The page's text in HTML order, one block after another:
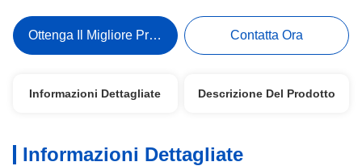
Ottenga Il Migliore Prezzo Contatta Ora
Informazioni Dettagliate Descrizione Del Prodotto
Informazioni Dettagliate